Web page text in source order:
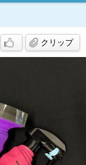
クリップ